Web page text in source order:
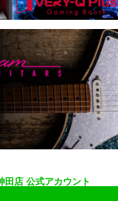
田店 公式アカウント